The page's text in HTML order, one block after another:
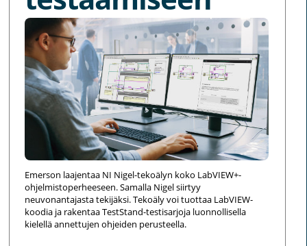
Emerson laajentaa NI Nigel-tekoälyn koko LabVIEW+-
ohjelmistoperheeseen. Samalla Nigel siirtyy
neuvonantajasta tekijäksi. Tekoäly voi tuottaa LabVIEW-
koodia ja rakentaa TestStand-testisarjoja luonnollisella
kielellä annettujen ohjeiden perusteella.